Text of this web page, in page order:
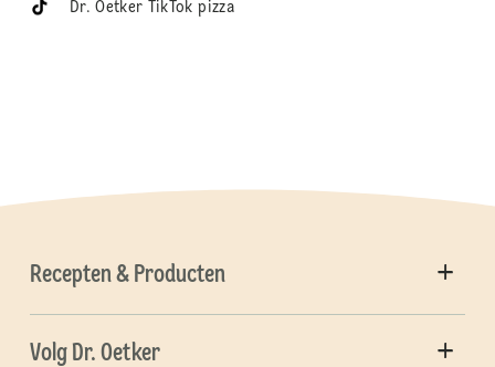
Dr. Oetker TikTok pizza
Recepten & Producten
Volg Dr. Oetker